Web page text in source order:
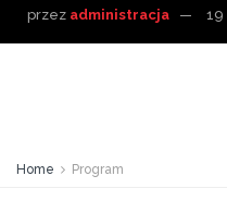
przez administracja 19
Home Program